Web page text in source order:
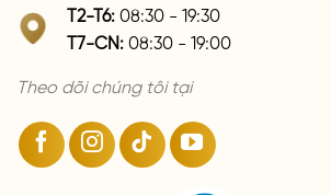
T2-T6: 08:30 - 19:30
T7-CN: 08:30 - 19:00
Theo dõi chúng tôi tại